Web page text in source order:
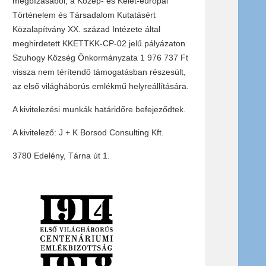
Történelem és Társadalom Kutatásért
Közalapítvány XX. század Intézete által
meghirdetett KKETTKK-CP-02 jelű pályázaton
Szuhogy Község Önkormányzata 1 976 737 Ft
vissza nem térítendő támogatásban részesült,
az első világháborús emlékmű helyreállítására.
A kivitelezési munkák határidőre befejeződtek.
A kivitelező: J + K Borsod Consulting Kft.
3780 Edelény, Tárna út 1.